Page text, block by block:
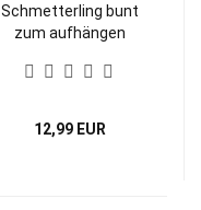
Schmetterling bunt
zum aufhängen
12,99 EUR